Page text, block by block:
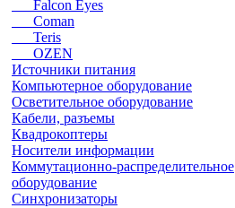
Falcon Eyes
Coman
Teris
OZEN
Источники питания
Компьютерное оборудование
Осветительное оборудование
Кабели, разъемы
Квадрокоптеры
Носители информации
Коммутационно-распределительное
оборудование
Синхронизаторы